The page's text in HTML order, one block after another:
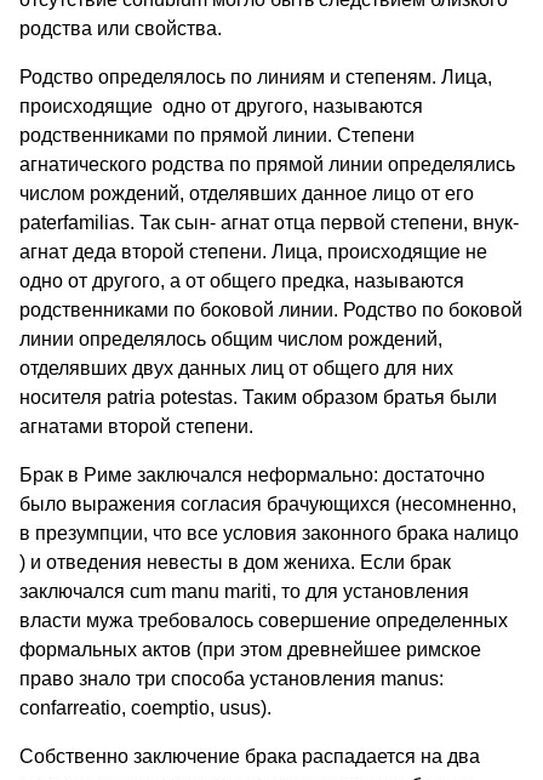
родства или свойства.
Родство определялось по линиям и степеням. Лица,
происходящие одно от другого, называются
родственниками по прямой линии. Степени
агнатического родства по прямой линии определялись
числом рождений, отделявших данное лицо от его
paterfamilias. Так сын- агнат отца первой степени, внук-
агнат деда второй степени. Лица, происходящие не
одно от другого, а от общего предка, называются
родственниками по боковой линии. Родство по боковой
линии определялось общим числом рождений,
отделявших двух данных лиц от общего для них
носителя patria potestas. Таким образом братья были
агнатами второй степени.
Брак в Риме заключался неформально: достаточно
было выражения согласия брачующихся (несомненно,
в презумпции, что все условия законного брака налицо
) и отведения невесты в дом жениха. Если брак
заключался cum manu mariti, то для установления
власти мужа требовалось совершение определенных
формальных актов (при этом древнейшее римское
право знало три способа установления manus:
confarreatio, coemptio, usus).
Собственно заключение брака распадается на два